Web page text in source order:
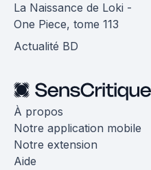
La Naissance de Loki -
One Piece, tome 113
Actualité BD
À propos
Notre application mobile
Notre extension
Aide